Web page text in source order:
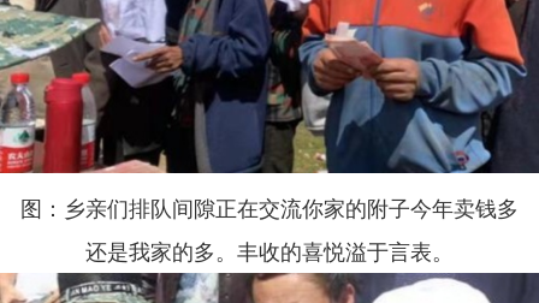
图：乡亲们排队间隙正在交流你家的附子今年卖钱多
还是我家的多。丰收的喜悦溢于言表。